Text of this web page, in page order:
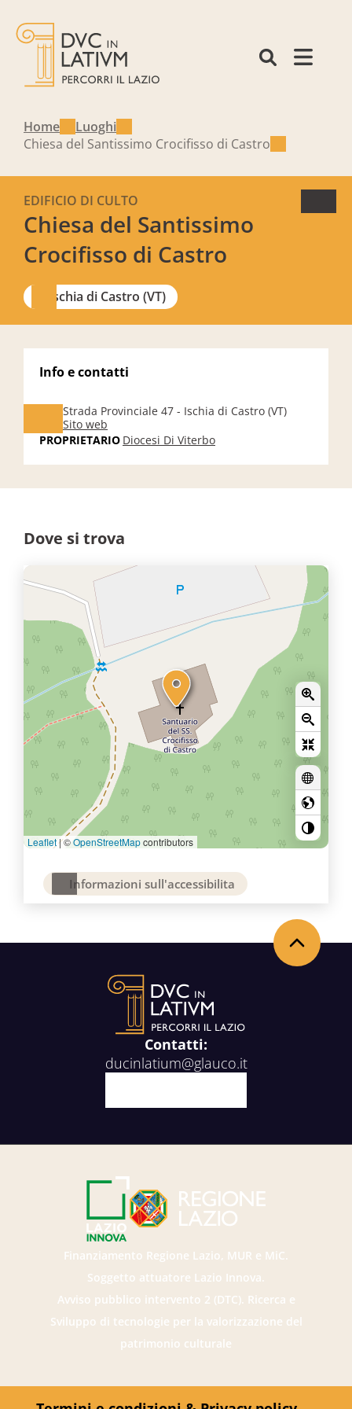
Home
Luoghi
Chiesa del Santissimo Crocifisso di Castro
Chiesa del Santissimo
Crocifisso di Castro
EDIFICIO DI CULTO
Ischia di Castro (VT)
Info e contatti
Strada Provinciale 47 - Ischia di Castro (VT)
Sito web
PROPRIETARIO Diocesi Di Viterbo
Dove si trova
Leaflet|©OpenStreetMapcontributors
Informazioni sull'accessibilita
Contatti:
ducinlatium@glauco.it
Finanziamento Regione Lazio, MUR e MiC.
Soggetto attuatore Lazio Innova.
Avviso pubblico intervento 2 (DTC). Ricerca e
Sviluppo di tecnologie per la valorizzazione del
patrimonio culturale
Torna in alto